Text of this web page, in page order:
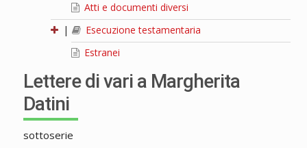
Atti e documenti diversi
|
Esecuzione testamentaria
Estranei
Lettere di vari a Margherita
Datini
sottoserie